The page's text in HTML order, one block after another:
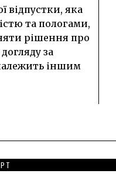
відпустки, яка
та пологами,
рішення про
за
іншим